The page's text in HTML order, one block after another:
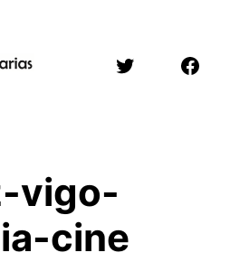
Twitter
vigo-
cine